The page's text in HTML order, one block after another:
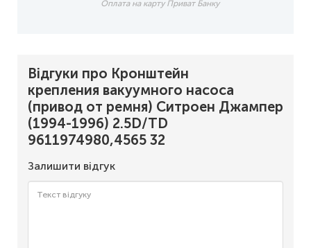
Оплата на карту Приват Банку
Відгуки про Кронштейн
крепления вакуумного насоса
(привод от ремня) Ситроен Джампер
(1994-1996) 2.5D/TD
9611974980,4565 32
Залишити відгук